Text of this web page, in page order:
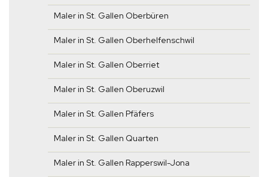
Maler in St. Gallen Oberbüren
Maler in St. Gallen Oberhelfenschwil
Maler in St. Gallen Oberriet
Maler in St. Gallen Oberuzwil
Maler in St. Gallen Pfäfers
Maler in St. Gallen Quarten
Maler in St. Gallen Rapperswil-Jona